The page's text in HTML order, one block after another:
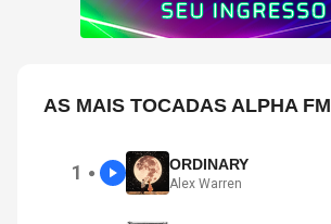
AS MAIS TOCADAS ALPHA FM
1 ● ORDINARY
Alex Warren